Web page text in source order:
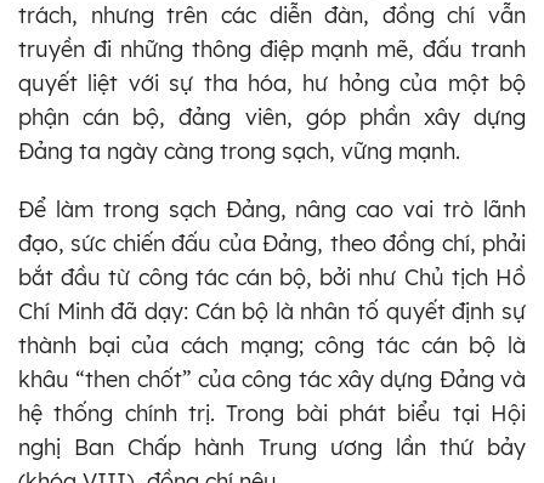
trách, nhưng trên các diễn đàn, đồng chí vẫn
truyền đi những thông điệp mạnh mẽ, đấu tranh
quyết liệt với sự tha hóa, hư hỏng của một bộ
phận cán bộ, đảng viên, góp phần xây dựng
Đảng ta ngày càng trong sạch, vững mạnh.
Để làm trong sạch Đảng, nâng cao vai trò lãnh
đạo, sức chiến đấu của Đảng, theo đồng chí, phải
bắt đầu từ công tác cán bộ, bởi như Chủ tịch Hồ
Chí Minh đã dạy: Cán bộ là nhân tố quyết định sự
thành bại của cách mạng; công tác cán bộ là
khâu “then chốt” của công tác xây dựng Đảng và
hệ thống chính trị. Trong bài phát biểu tại Hội
nghị Ban Chấp hành Trung ương lần thứ bảy